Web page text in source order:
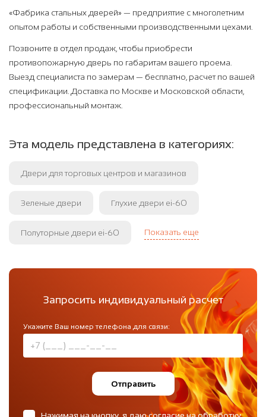
«Фабрика стальных дверей» — предприятие с многолетним
опытом работы и собственными производственными цехами.
Позвоните в отдел продаж, чтобы приобрести
противопожарную дверь по габаритам вашего проема.
Выезд специалиста по замерам — бесплатно, расчет по вашей
спецификации. Доставка по Москве и Московской области,
профессиональный монтаж.
Эта модель представлена в категориях:
Двери для торговых центров и магазинов
Зеленые двери Глухие двери ei-60
Полуторные двери ei-60 Показать еще
Запросить индивидуальный расчет
Укажите Ваш номер телефона для связи:
Отправить